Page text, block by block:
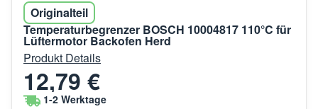
Originalteil
Temperaturbegrenzer BOSCH 10004817 110°C für
Lüftermotor Backofen Herd
Produkt Details
12,79 €
1-2 Werktage